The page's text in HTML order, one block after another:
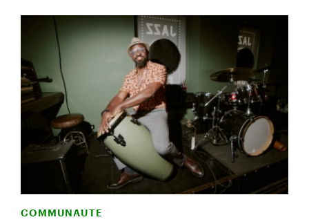
COMMUNAUTE